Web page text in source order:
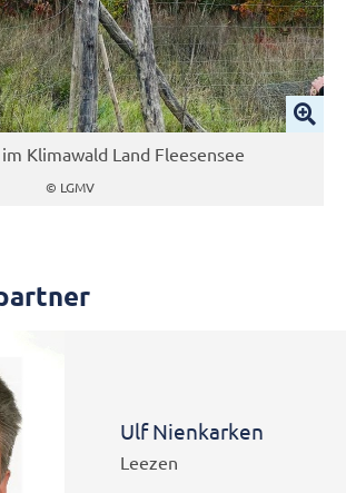
Klimawald Land Fleesensee
© LGMV
Ulf Nienkarken
Leezen